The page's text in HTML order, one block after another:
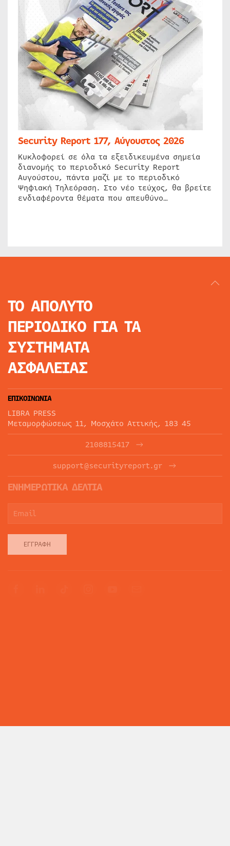
Security Report 177, Αύγουστος 2026
Κυκλοφορεί σε όλα τα εξειδικευμένα σημεία
διανομής το περιοδικό Security Report
Αυγούστου, πάντα μαζί με το περιοδικό
Ψηφιακή Τηλεόραση. Στο νέο τεύχος, θα βρείτε
ενδιαφέροντα θέματα που απευθύνο…
ΤΟ ΑΠΟΛΥΤΟ
ΠΕΡΙΟΔΙΚΟ ΓΙΑ ΤΑ
ΣΥΣΤΗΜΑΤΑ
ΑΣΦΑΛΕΙΑΣ
ΕΠΙΚΟΙΝΩΝΙΑ
LIBRA PRESS
Μεταμορφώσεως 11, Μοσχάτο Αττικής, 183 45
2108815417
support@securityreport.gr
ΕΝΗΜΕΡΩΤΙΚΑ ΔΕΛΤΙΑ
ΕΓΓΡΑΦΉ